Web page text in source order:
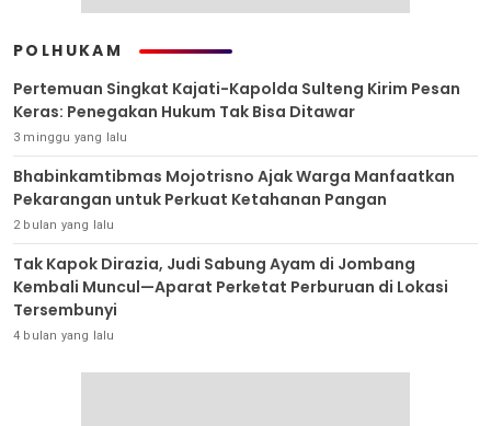
POLHUKAM
Pertemuan Singkat Kajati-Kapolda Sulteng Kirim Pesan
Keras: Penegakan Hukum Tak Bisa Ditawar
3 minggu yang lalu
Bhabinkamtibmas Mojotrisno Ajak Warga Manfaatkan
Pekarangan untuk Perkuat Ketahanan Pangan
2 bulan yang lalu
Tak Kapok Dirazia, Judi Sabung Ayam di Jombang
Kembali Muncul—Aparat Perketat Perburuan di Lokasi
Tersembunyi
4 bulan yang lalu